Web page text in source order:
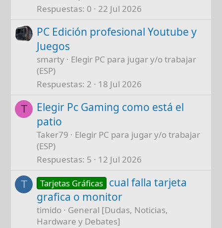
Respuestas 0 22 Jul 2026
PC Edición profesional Youtube y
Juegos
smarty
Elegir PC para jugar y/o trabajar
(ESP)
Respuestas 2 18 Jul 2026
T
Elegir Pc Gaming como está el
patio
Taker79
Elegir PC para jugar y/o trabajar
(ESP)
Respuestas 5 12 Jul 2026
T Tarjetas Gráficas cual falla tarjeta
grafica o monitor
timido
General [Dudas, Noticias,
Hardware y Debates]